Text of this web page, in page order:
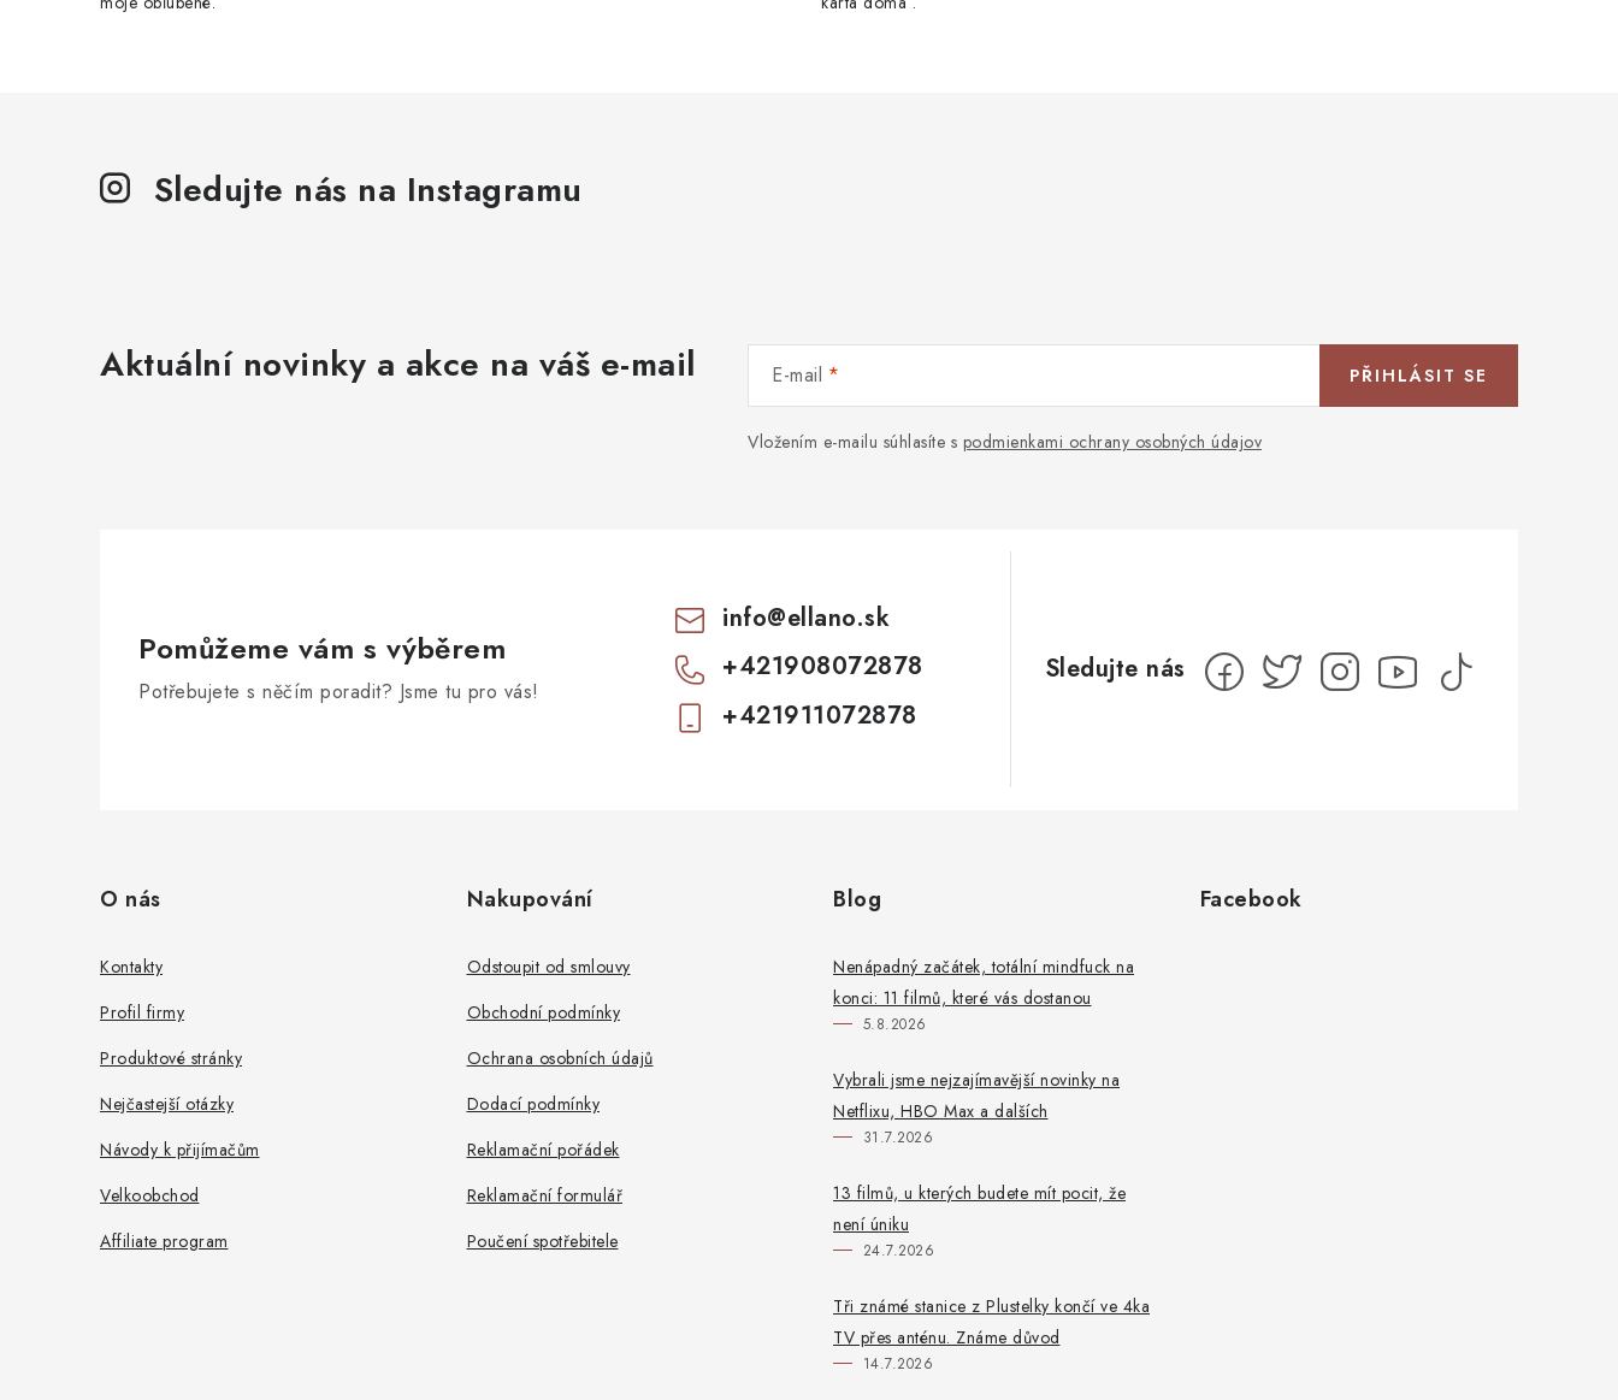
Sledujte nás na Instagramu
Aktuální novinky a akce na váš e-mail E-mail
Vložením e-mailu súhlasíte s podmienkami ochrany osobných údajov
PŘIHLÁSIT SE
Pomůžeme vám s výběrem
Potřebujete s něčím poradit? Jsme tu pro vás!
info@ellano.sk
+421908072878
+421911072878
O nás
Kontakty
Profil firmy
Produktové stránky
Nejčastejší otázky
Návody k přijímačům
Velkoobchod
Affiliate program
Nakupování
Odstoupit od smlouvy
Obchodní podmínky
Ochrana osobních údajů
Dodací podmínky
Reklamační pořádek
Reklamační formulář
Poučení spotřebitele
Blog
Nenápadný začátek, totální mindfuck na
konci: 11 filmů, které vás dostanou
5.8.2026
Vybrali jsme nejzajímavější novinky na
Netflixu, HBO Max a dalších
31.7.2026
13 filmů, u kterých budete mít pocit, že
není úniku
24.7.2026
Tři známé stanice z Plustelky končí ve 4ka
TV přes anténu. Známe důvod
14.7.2026
Facebook